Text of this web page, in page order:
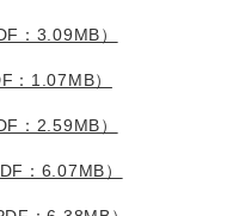
：3.09MB）
：1.07MB）
：2.59MB）
：6.07MB）